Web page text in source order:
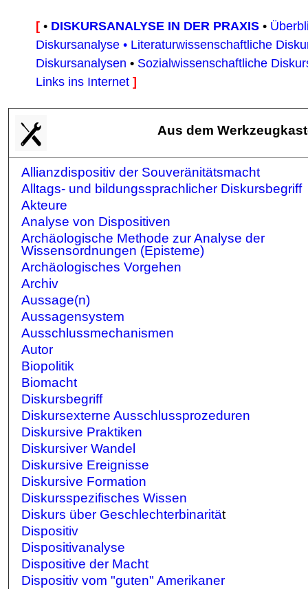
[ • DISKURSANALYSE IN DER PRAXIS •
Diskursanalyse • Literaturwissenschaftliche
Diskursanalysen • Sozialwissenschaftliche
Links ins Internet ]
Aus dem
Allianzdispositiv der Souveränitätsmacht
Alltags- und bildungssprachlicher Diskursbegriff
Akteure
Analyse von Dispositiven
Archäologische Methode zur Analyse der
Wissensordnungen (Episteme)
Archäologisches Vorgehen
Archiv
Aussage(n)
Aussagensystem
Ausschlussmechanismen
Autor
Biopolitik
Biomacht
Diskursbegriff
Diskursexterne Ausschlussprozeduren
Diskursive Praktiken
Diskursiver Wandel
Diskursive Ereignisse
Diskursive Formation
Diskursspezifisches Wissen
Diskurs über Geschlechterbinarität
Dispositiv
Dispositivanalyse
Dispositive der Macht
Dispositiv vom "guten" Amerikaner